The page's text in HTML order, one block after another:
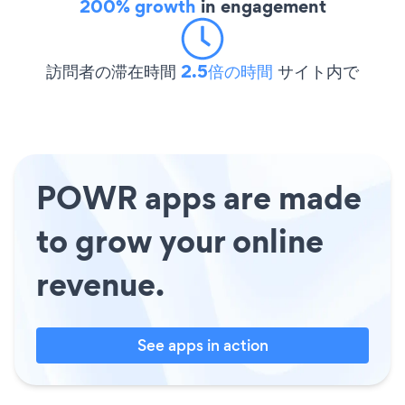
200% growth in engagement
訪問者の滞在時間 2.5倍の時間 サイト内で
POWR apps are made
to grow your online
revenue.
See apps in action